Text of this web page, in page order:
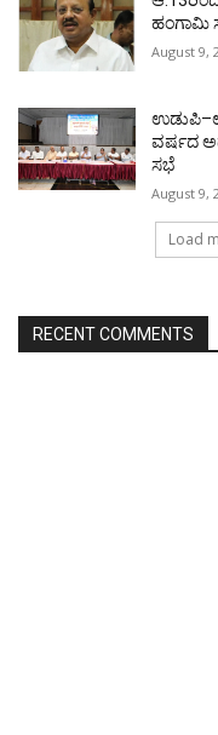
ಹಂಗಾಮಿ
August 9,
ವರ್ಷದ
ಸಭೆ
August 9,
Load
RECENT COMMENTS